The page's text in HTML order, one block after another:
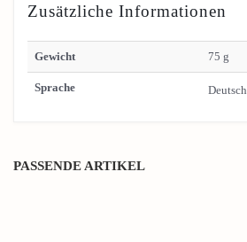
Zusätzliche Informationen
Gewicht 75 g
Sprache Deutsch
PASSENDE ARTIKEL